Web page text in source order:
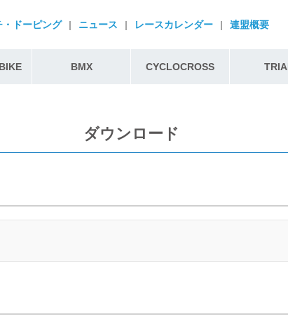
・ドーピング | ニュース | レースカレンダー | 連盟概要
BMX CYCLOCROSS
ダウンロード